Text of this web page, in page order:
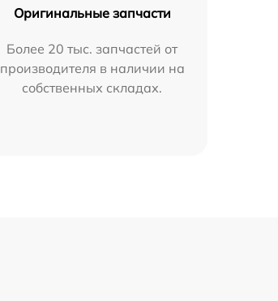
Оригинальные запчасти
Более 20 тыс. запчастей от
производителя в наличии на
собственных складах.